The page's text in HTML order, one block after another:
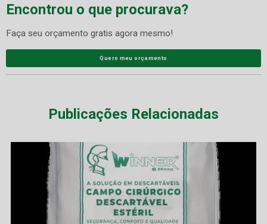
Encontrou o que procurava?
Faça seu orçamento gratis agora mesmo!
Quero meu orçamento
Publicações Relacionadas